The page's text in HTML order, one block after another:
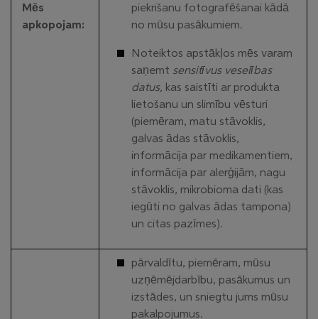
Mēs
apkopojam:
piekrišanu fotografēšanai kādā
no mūsu pasākumiem.
Noteiktos apstākļos mēs varam
saņemt sensitīvus veselības
datus, kas saistīti ar produkta
lietošanu un slimību vēsturi
(piemēram, matu stāvoklis,
galvas ādas stāvoklis,
informācija par medikamentiem,
informācija par alerģijām, nagu
stāvoklis, mikrobioma dati (kas
iegūti no galvas ādas tampona)
un citas pazīmes).
pārvaldītu, piemēram, mūsu
uzņēmējdarbību, pasākumus un
izstādes, un sniegtu jums mūsu
pakalpojumus.